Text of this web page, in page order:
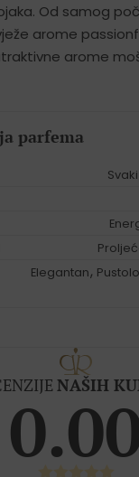
Od samog
arome
arome
parfema
Elegantan,
NAŠIH